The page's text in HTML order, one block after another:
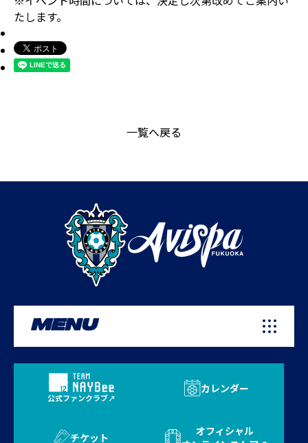
たします。
一覧へ戻る
MENU
公式ファンクラブ
カレンダー
チケット
オフィシャル